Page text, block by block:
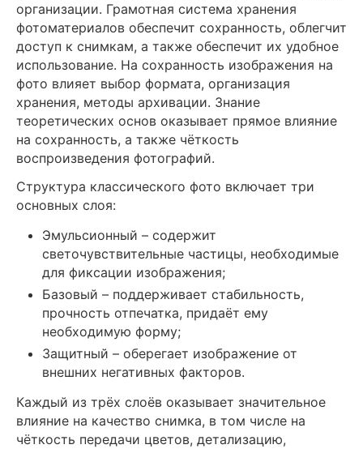
организации. Грамотная система хранения
фотоматериалов обеспечит сохранность, облегчит
доступ к снимкам, а также обеспечит их удобное
использование. На сохранность изображения на
фото влияет выбор формата, организация
хранения, методы архивации. Знание
теоретических основ оказывает прямое влияние
на сохранность, а также чёткость
воспроизведения фотографий.
Структура классического фото включает три
основных слоя:
Эмульсионный – содержит
светочувствительные частицы, необходимые
для фиксации изображения;
Базовый – поддерживает стабильность,
прочность отпечатка, придаёт ему
необходимую форму;
Защитный – оберегает изображение от
внешних негативных факторов.
Каждый из трёх слоёв оказывает значительное
влияние на качество снимка, в том числе на
чёткость передачи цветов, детализацию,